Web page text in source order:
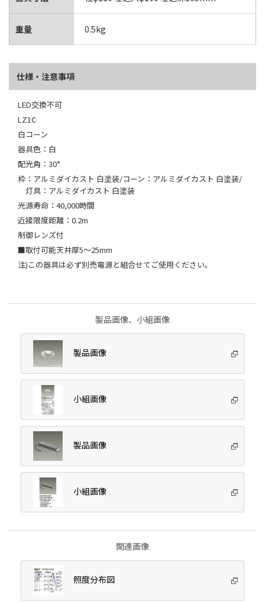
重量 0.5kg
仕様・注意事項
LED交換不可
LZ1C
白コーン
器具色：白
配光角：30°
枠：アルミダイカスト 白塗装/コーン：アルミダイカスト 白塗装/
灯具：アルミダイカスト 白塗装
光源寿命：40,000時間
近接限度距離：0.2m
制御レンズ付
■取付可能天井厚5～25mm
注)この器具は必ず別売電源と組合せてご使用ください。
製品画像、小組画像
製品画像
小組画像
製品画像
小組画像
関連画像
照度分布図